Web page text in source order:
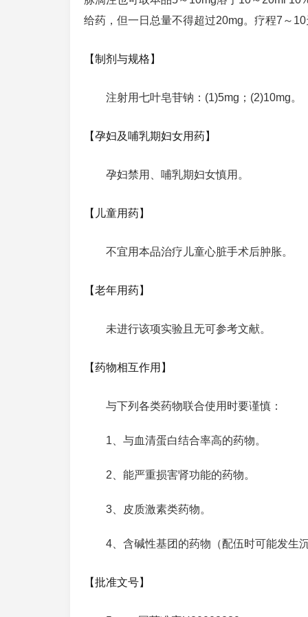
给药，但一日总量不得超过20mg。疗程7～
【制剂与规格】
注射用七叶皂苷钠：(1)5mg；(2)10mg。
【孕妇及哺乳期妇女用药】
孕妇禁用、哺乳期妇女慎用。
【儿童用药】
不宜用本品治疗儿童心脏手术后肿胀。
【老年用药】
未进行该项实验且无可参考文献。
【药物相互作用】
与下列各类药物联合使用时要谨慎：
1、与血清蛋白结合率高的药物。
2、能严重损害肾功能的药物。
3、皮质激素类药物。
4、含碱性基团的药物（配伍时可能发生
【批准文号】